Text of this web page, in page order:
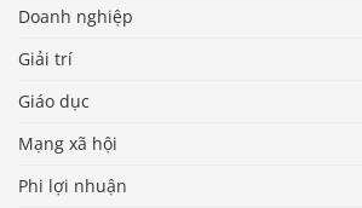
Doanh nghiệp
Giải trí
Giáo dục
Mạng xã hội
Phi lợi nhuận